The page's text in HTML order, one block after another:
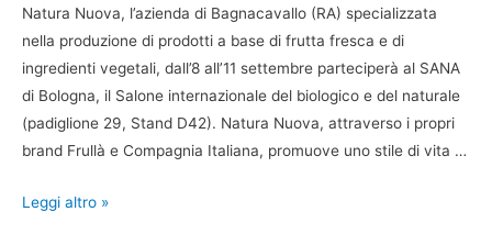
Natura Nuova, l’azienda di Bagnacavallo (RA) specializzata
nella produzione di prodotti a base di frutta fresca e di
ingredienti vegetali, dall’8 all’11 settembre parteciperà al SANA
di Bologna, il Salone internazionale del biologico e del naturale
(padiglione 29, Stand D42). Natura Nuova, attraverso i propri
brand Frullà e Compagnia Italiana, promuove uno stile di vita …
Leggi altro »